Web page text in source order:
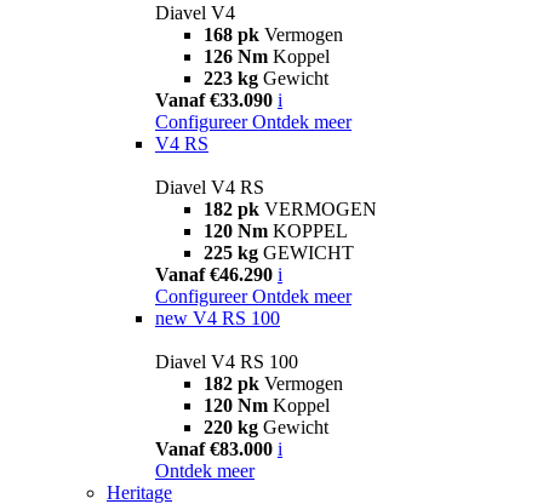
Diavel V4
168 pk Vermogen
126 Nm Koppel
223 kg Gewicht
Vanaf €33.090 i
Configureer Ontdek meer
V4 RS
Diavel V4 RS
182 pk VERMOGEN
120 Nm KOPPEL
225 kg GEWICHT
Vanaf €46.290 i
Configureer Ontdek meer
new V4 RS 100
Diavel V4 RS 100
182 pk Vermogen
120 Nm Koppel
220 kg Gewicht
Vanaf €83.000 i
Ontdek meer
Heritage